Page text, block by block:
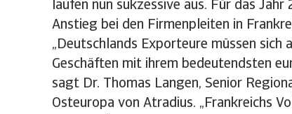
laufen nun sukzessive aus. Für das
Anstieg bei den Firmenpleiten in
„Deutschlands Exporteure müssen
Geschäften mit ihrem bedeutendsten
sagt Dr. Thomas Langen, Senior
Osteuropa von Atradius. „Frankreichs